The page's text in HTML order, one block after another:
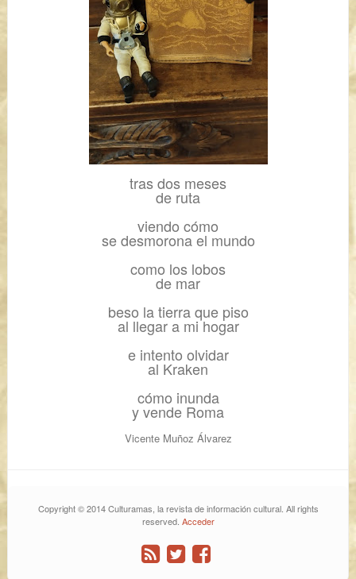
tras dos meses
de ruta
viendo cómo
se desmorona el mundo
como los lobos
de mar
beso la tierra que piso
al llegar a mi hogar
e intento olvidar
al Kraken
cómo inunda
y vende Roma
Vicente Muñoz Álvarez
Copyright © 2014 Culturamas, la revista de información cultural. All rights
reserved. Acceder